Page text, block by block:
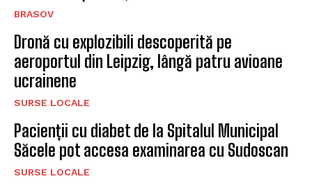
BRASOV
Dronă cu explozibili descoperită pe
aeroportul din Leipzig, lângă patru avioane
ucrainene
SURSE LOCALE
Pacienții cu diabet de la Spitalul Municipal
Săcele pot accesa examinarea cu Sudoscan
SURSE LOCALE